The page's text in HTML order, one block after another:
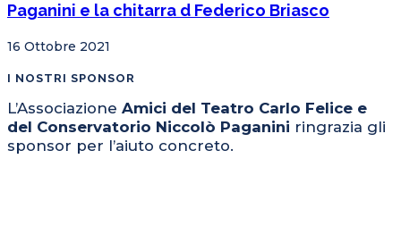
Paganini e la chitarra d Federico Briasco
16 Ottobre 2021
I NOSTRI SPONSOR
L’Associazione Amici del Teatro Carlo Felice e
del Conservatorio Niccolò Paganini ringrazia gli
sponsor per l’aiuto concreto.